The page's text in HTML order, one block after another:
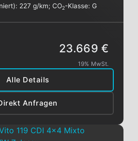
227 g/km;CO2-Klasse:G
Alle Details
Anfragen
23.669 €
19% MwSt.